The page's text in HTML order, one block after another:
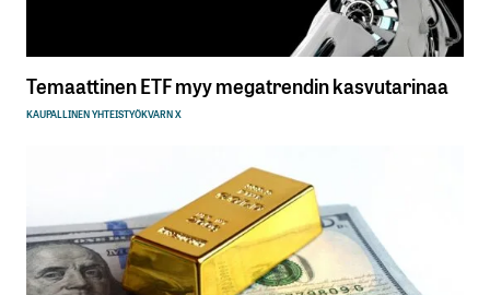
Temaattinen ETF myy megatrendin kasvutarinaa
KAUPALLINEN YHTEISTYÖKVARN X